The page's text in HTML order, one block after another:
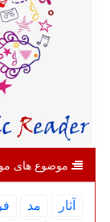
موضوع های
آثار مد